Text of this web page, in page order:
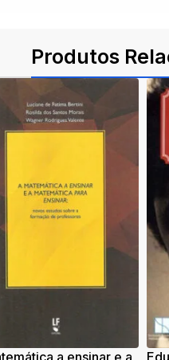
Produtos
a ensinar e a